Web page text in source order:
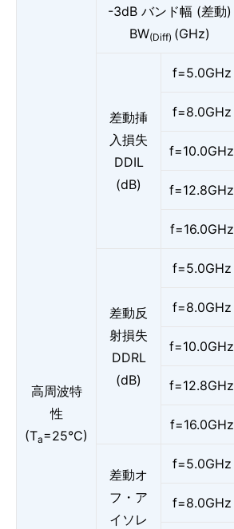
高周波特
性
(Ta=25°C)
-3dB バンド幅 (差動)
BW(Diff) (GHz)
差動挿
入損失
DDIL
(dB)
f=5.0GHz
f=8.0GHz
f=10.0GHz
f=12.8GHz
f=16.0GHz
差動反
射損失
DDRL
(dB)
f=5.0GHz
f=8.0GHz
f=10.0GHz
f=12.8GHz
f=16.0GHz
差動オ
フ・ア
イソレ
f=5.0GHz
f=8.0GHz